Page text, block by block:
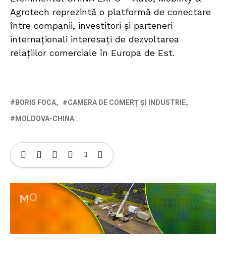
Agrotech reprezintă o platformă de conectare
între companii, investitori și parteneri
internaționali interesați de dezvoltarea
relațiilor comerciale în Europa de Est.
BORIS FOCA
CAMERA DE COMERȚ ȘI INDUSTRIE
MOLDOVA-CHINA